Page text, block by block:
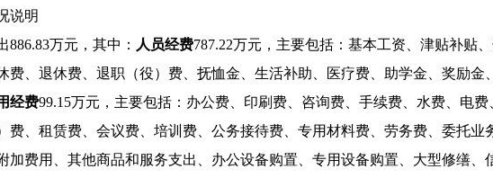
说明
万元，其中： 人员经费787.22万元，主要包括：基本工资、津贴补贴
费、退休费、退职（役）费、抚恤金、生活补助、医疗费、助学金、奖励金
经费99.15万元，主要包括：办公费、印刷费、咨询费、手续费、水费、电
费、租赁费、会议费、培训费、公务接待费、专用材料费、劳务费、委托业
加费用、其他商品和服务支出、办公设备购置、专用设备购置、大型修缮、